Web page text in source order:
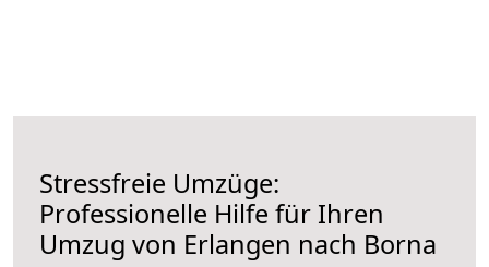
Stressfreie Umzüge:
Professionelle Hilfe für Ihren
Umzug von Erlangen nach Borna